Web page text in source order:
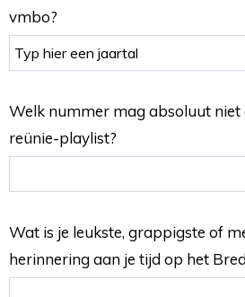
vmbo?
Welk nummer mag absoluut niet
reünie-playlist?
Wat is je leukste, grappigste of
herinnering aan je tijd op het